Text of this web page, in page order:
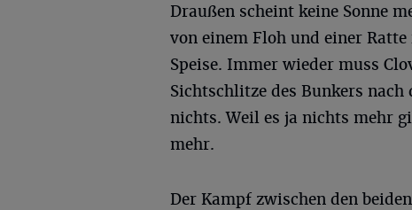
Draußen scheint keine Sonne
von einem Floh und einer
Speise. Immer wieder muss
Sichtschlitze des Bunkers nach
nichts. Weil es ja nichts mehr
mehr.
Der Kampf zwischen den